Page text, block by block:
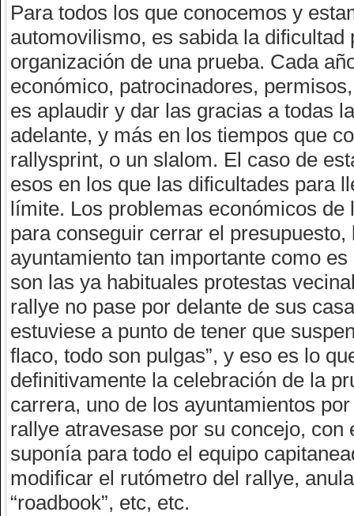
Para todos los que conocemos y
automovilismo, es sabida la
organización de una prueba. Cada
económico, patrocinadores,
es aplaudir y dar las gracias a todas
adelante, y más en los tiempos que
rallysprint, o un slalom. El caso de
esos en los que las dificultades para
límite. Los problemas económicos
para conseguir cerrar el
ayuntamiento tan importante como
son las ya habituales protestas
rallye no pase por delante de sus
estuviese a punto de tener que
flaco, todo son pulgas”, y eso es lo
definitivamente la celebración de la
carrera, uno de los ayuntamientos
rallye atravesase por su concejo,
suponía para todo el equipo
modificar el rutómetro del rallye,
“roadbook”, etc, etc.